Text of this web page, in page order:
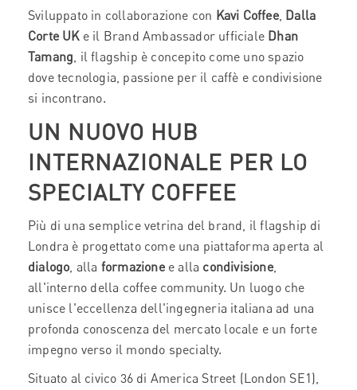
Sviluppato in collaborazione con Kavi Coffee, Dalla
Corte UKe il Brand Ambassador ufficiale Dhan
Tamang, il flagship è concepito come uno spazio
dove tecnologia, passione per il caffè e condivisione
si incontrano.
UN NUOVO HUB
INTERNAZIONALE PER LO
SPECIALTY COFFEE
Più di una semplice vetrina del brand, il flagship di
Londra è progettato come una piattaforma aperta al
dialogo, alla formazionee alla condivisione,
all'interno della coffee community. Un luogo che
unisce l'eccellenza dell'ingegneria italiana ad una
profonda conoscenza del mercato locale e un forte
impegno verso il mondo specialty.
Situato al civico 36 di America Street (London SE1),